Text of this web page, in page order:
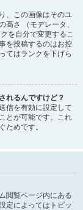
、この画像はそのユ
高さ （モデレータ、
を自分で変更するこ
を投稿するのはお控
てはランクを下げら
れるんですけど？
信を有効に設定して
とが可能です。これ
ためです。
閲覧ページ内にある
定によってはトピッ